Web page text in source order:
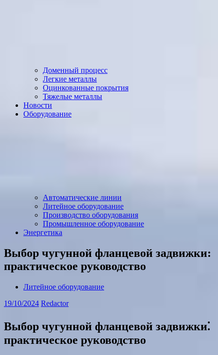
Доменный процесс
Легкие металлы
Оцинкованные покрытия
Тяжелые металлы
Новости
Оборудование
Автоматические линии
Литейное оборудование
Производство оборудования
Промышленное оборудование
Энергетика
Выбор чугунной фланцевой задвижки:
практическое руководство
Литейное оборудование
19/10/2024 Redactor
Выбор чугунной фланцевой задвижки⁚
практическое руководство